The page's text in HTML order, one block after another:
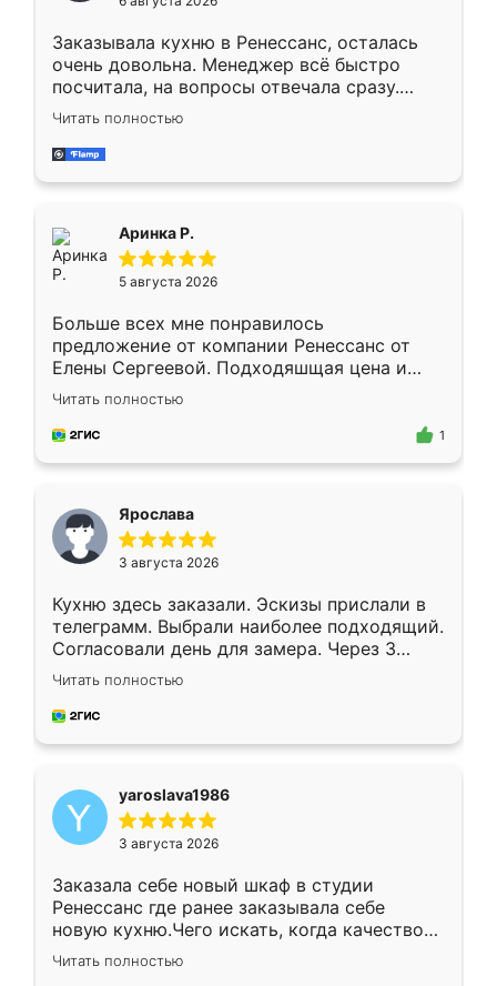
мебели буду заказывать только здесь.
Заказывала кухню в Ренессанс, осталась
очень довольна. Менеджер всё быстро
посчитала, на вопросы отвечала сразу.
Замерщик приехал в субботу, подошёл к
делу со всей ответственностью. Собрали
за день, ребята работали аккуратно, даже
Читать полностью
Аринка Р.
5 августа 2026
Больше всех мне понравилось
предложение от компании Ренессанс от
Елены Сергеевой. Подходяшщая цена и
короткие сроки изготовления. Приехавший
для замера сотрудник Владислав
предложил по моему эскизу самый
Читать полностью
1
Ярослава
3 августа 2026
Кухню здесь заказали. Эскизы прислали в
телеграмм. Выбрали наиболее подходящий.
Согласовали день для замера. Через 3
недели кухня была уже готова. Остались
довольны работой. Спасибо Ренессанс
мебель за качественную работу!
Читать полностью
yaroslava1986
3 августа 2026
Заказала себе новый шкаф в студии
Ренессанс где ранее заказывала себе
новую кухню.Чего искать, когда качеством
вполне довольна. Служит кухня уже почти
два года, нареканий нет.
Читать полностью